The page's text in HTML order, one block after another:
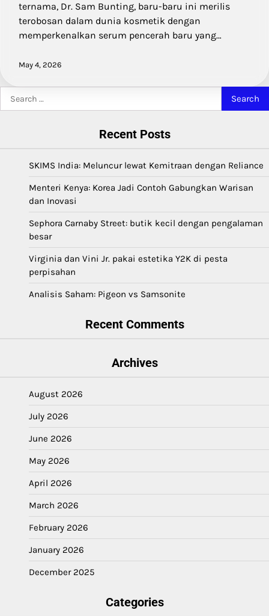
ternama, Dr. Sam Bunting, baru-baru ini merilis
terobosan dalam dunia kosmetik dengan
memperkenalkan serum pencerah baru yang…
May 4, 2026
for:
Recent Posts
SKIMS India: Meluncur lewat Kemitraan dengan Reliance
Menteri Kenya: Korea Jadi Contoh Gabungkan Warisan
dan Inovasi
Sephora Carnaby Street: butik kecil dengan pengalaman
besar
Virginia dan Vini Jr. pakai estetika Y2K di pesta
perpisahan
Analisis Saham: Pigeon vs Samsonite
Recent Comments
Archives
August 2026
July 2026
June 2026
May 2026
April 2026
March 2026
February 2026
January 2026
December 2025
Categories